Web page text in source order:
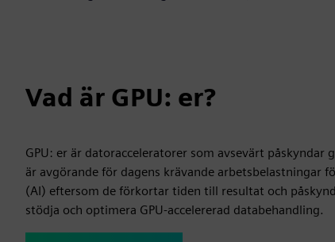
Vad är GPU: er?
GPU: er är datoracceleratorer som avsevärt
är avgörande för dagens krävande arbetsbelastningar
(AI) eftersom de förkortar tiden till resultat och
stödja och optimera GPU-accelererad databehandling.